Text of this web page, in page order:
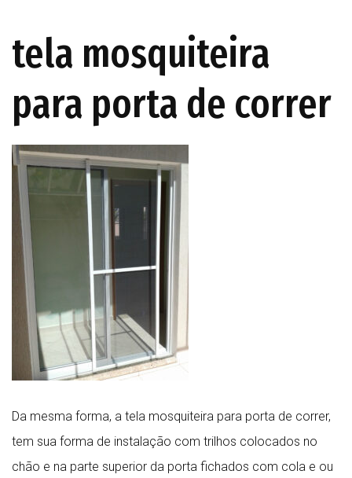
tela mosquiteira
para porta de correr
Da mesma forma, a tela mosquiteira para porta de correr,
tem sua forma de instalação com trilhos colocados no
chão e na parte superior da porta fichados com cola e ou